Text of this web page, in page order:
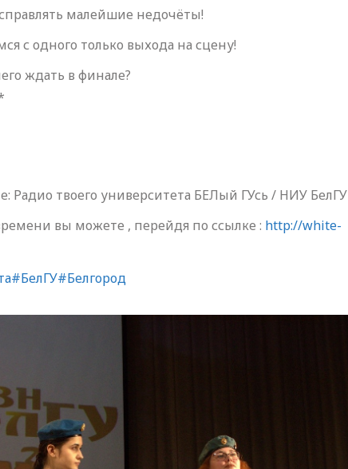
малейшие недочёты!
с одного только выхода на сцену!
ждать в финале?
Радио твоего университета БЕЛый ГУсь / НИУ БелГУ
вы можете , перейдя по ссылке : http://white-
#БелГУ#Белгород